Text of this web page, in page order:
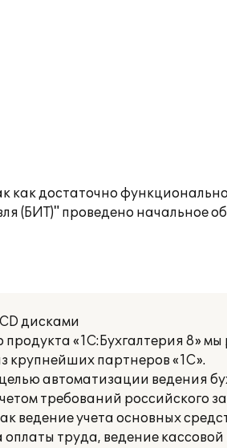
как достаточно
(БИТ)" проведено начальное
дисками
«1С:Бухгалтерия 8»
крупнейших партнеров «1С».
автоматизации ведения
требований российского
ведение учета основных
труда, ведение